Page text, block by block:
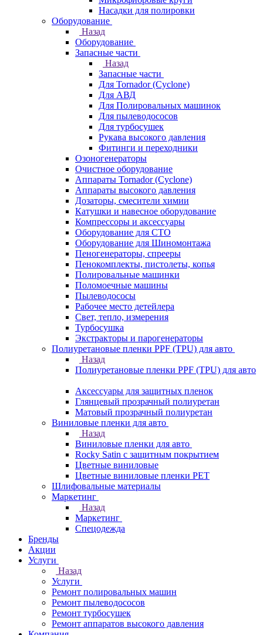
Насадки для полировки
Оборудование
Назад
Оборудование
Запасные части
Назад
Запасные части
Для Tornador (Cyclone)
Для АВД
Для Полировальных машинок
Для пылеводососов
Для турбосушек
Рукава высокого давления
Фитинги и переходники
Озоногенераторы
Очистное оборудование
Аппараты Tornador (Cyclone)
Аппараты высокого давления
Дозаторы, смесители химии
Катушки и навесное оборудование
Компрессоры и аксессуары
Оборудование для СТО
Оборудование для Шиномонтажа
Пеногенераторы, спрееры
Пенокомплекты, пистолеты, копья
Полировальные машинки
Поломоечные машины
Пылеводососы
Рабочее место детейлера
Свет, тепло, измерения
Турбосушка
Экстракторы и парогенераторы
Полиуретановые пленки PPF (TPU) для авто
Назад
Полиуретановые пленки PPF (TPU) для авто
Аксессуары для защитных пленок
Глянцевый прозрачный полиуретан
Матовый прозрачный полиуретан
Виниловые пленки для авто
Назад
Виниловые пленки для авто
Rocky Satin с защитным покрытием
Цветные виниловые
Цветные виниловые пленки PET
Шлифовальные материалы
Маркетинг
Назад
Маркетинг
Спецодежда
Бренды
Акции
Услуги
Назад
Услуги
Ремонт полировальных машин
Ремонт пылеводососов
Ремонт турбосушек
Ремонт аппаратов высокого давления